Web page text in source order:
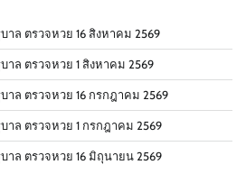
าล ตรวจหวย 16 สิงหาคม 2569
าล ตรวจหวย 1 สิงหาคม 2569
าล ตรวจหวย 16 กรกฎาคม 2569
าล ตรวจหวย 1 กรกฎาคม 2569
าล ตรวจหวย 16 มิถุนายน 2569